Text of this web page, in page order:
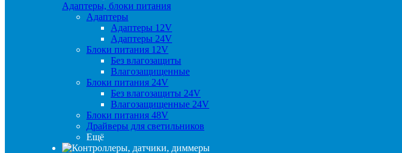
Адаптеры, блоки питания
Адаптеры
Адаптеры 12V
Адаптеры 24V
Блоки питания 12V
Без влагозащиты
Влагозащищенные
Блоки питания 24V
Без влагозащиты 24V
Влагозащищенные 24V
Блоки питания 48V
Драйверы для светильников
Ещё